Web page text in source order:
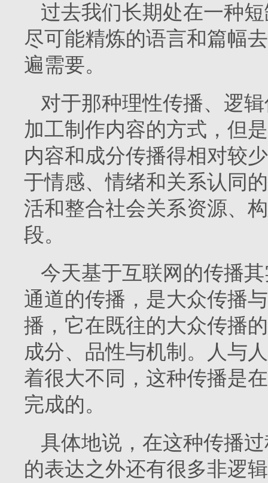
过去我们长期处在一种
尽可能精炼的语言和篇幅
遍需要。
对于那种理性传播、逻
加工制作内容的方式，但
内容和成分传播得相对较
于情感、情绪和关系认同
活和整合社会关系资源、
段。
今天基于互联网的传播
通道的传播，是大众传播
播，它在既往的大众传播
成分、品性与机制。人与
着很大不同，这种传播是
完成的。
具体地说，在这种传播
的表达之外还有很多非逻